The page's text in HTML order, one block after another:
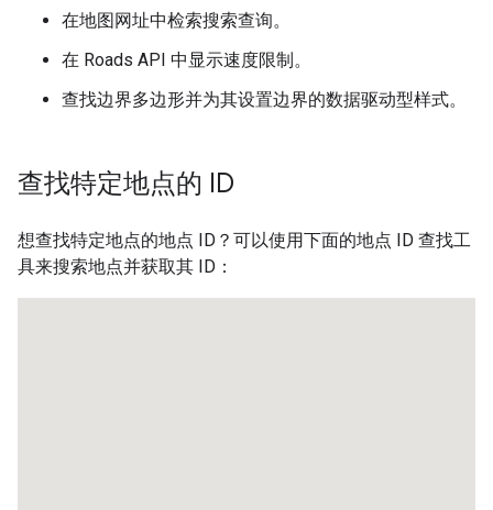
在地图网址中检索搜索查询。
在 Roads API 中显示速度限制。
查找边界多边形并为其设置边界的数据驱动型样式。
查找特定地点的 ID
想查找特定地点的地点 ID？可以使用下面的地点 ID 查找工
具来搜索地点并获取其 ID：